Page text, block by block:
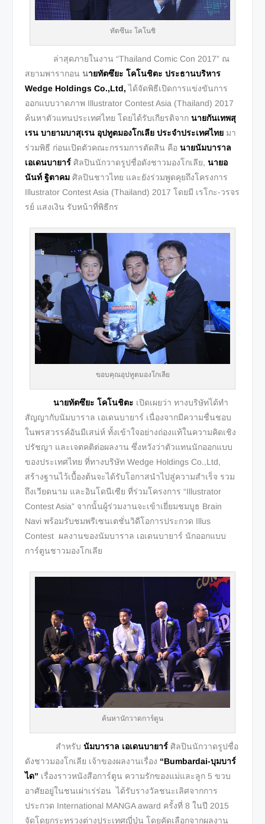
ทัตซึนะ โคโนชิ
ล่าสุดภายในงาน “Thailand Comic Con 2017” ณ
สยามพารากอน นายทัตซึยะ โคโนชิตะ ประธานบริหาร
Wedge Holdings Co.,Ltd, ได้จัดพิธีเปิดการแข่งขันการ
ออกแบบวาดภาพ Illustrator Contest Asia (Thailand) 2017
ค้นหาตัวแทนประเทศไทย โดยได้รับเกียรติจากนายกันเทพสุ
เรน บายามบาสุเรน อุปทูตมองโกเลีย ประจำประเทศไทย มา
ร่วมพิธี ก่อนเปิดตัวคณะกรรมการตัดสิน คือนายนัมบาราล
เอเดนบายาร์ ศิลปินนักวาดรูปชื่อดังชาวมองโกเลีย,นายอ
นันท์ ฐิตาคม ศิลปินชาวไทย และยังร่วมพูดคุยถึงโครงการ
Illustrator Contest Asia (Thailand) 2017 โดยมี เรโกะ-วรจร
รย์ แสงเงิน รับหน้าที่พิธีกร
ขอบคุณอุปทูตมองโกเลีย
นายทัตซึยะ โคโนชิตะ เปิดเผยว่า ทางบริษัทได้ทำ
สัญญากับนัมบาราล เอเดนบายาร์ เนื่องจากมีความชื่นชอบ
ในพรสวรรค์อันมีเสน่ห์ ทั้งเข้าใจอย่างถ่องแท้ในความคิดเชิง
ปรัชญา และเจตคติต่อผลงาน ซึ่งหวังว่าตัวแทนนักออกแบบ
ของประเทศไทย ที่ทางบริษัท Wedge Holdings Co.,Ltd,
สร้างฐานไว้เบื้องต้นจะได้รับโอกาสนำไปสู่ความสำเร็จ รวม
ถึงเวียดนาม และอินโดนีเซีย ที่ร่วมโครงการ “Illustrator
Contest Asia” จากนั้นผู้ร่วมงานจะเข้าเยี่ยมชมบูธ Brain
Navi พร้อมรับชมพรีเซนเตชั่นวิดีโอการประกวด Illus
Contest ผลงานของนัมบาราล เอเดนบายาร์ นักออกแบบ
การ์ตูนชาวมองโกเลีย
ค้นหานักวาดการ์ตูน
สำหรับนัมบาราล เอเดนบายาร์ ศิลปินนักวาดรูปชื่อ
ดังชาวมองโกเลีย เจ้าของผลงานเรื่อง “Bumbardai-บุมบาร์
ได” เรื่องราวหนังสือการ์ตูน ความรักของแม่และลูก 5 ขวบ
อาศัยอยู่ในชนเผ่าเร่ร่อน ได้รับรางวัลชนะเลิศจากการ
ประกวด International MANGA award ครั้งที่ 8 ในปี 2015
จัดโดยกระทรวงต่างประเทศญี่ปุ่น โดยคัดเลือกจากผลงาน